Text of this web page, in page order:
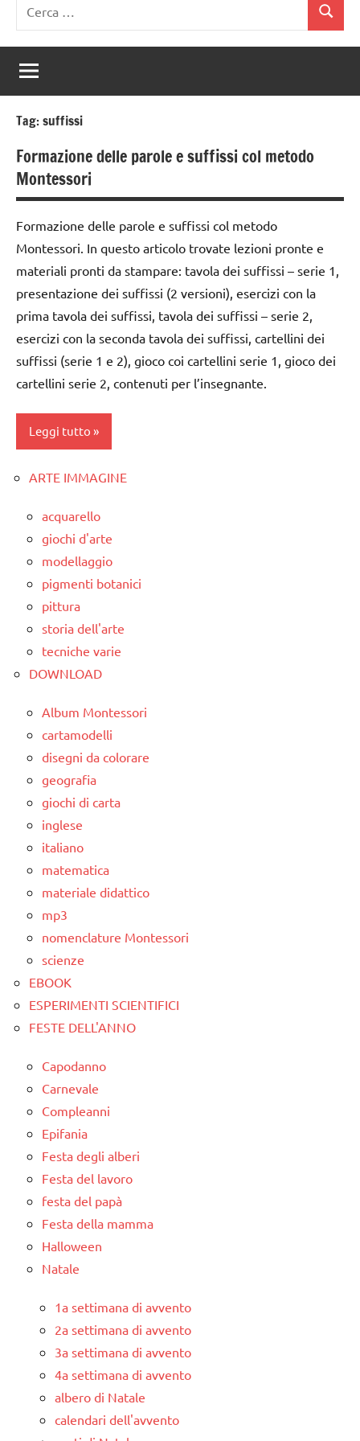
per:
Cerca
Tag:suffissi
Formazione delle parole e suffissi col metodo
Montessori
Formazione delle parole e suffissi col metodo
Montessori. In questo articolo trovate lezioni pronte e
materiali pronti da stampare: tavola dei suffissi – serie 1,
presentazione dei suffissi (2 versioni), esercizi con la
prima tavola dei suffissi, tavola dei suffissi – serie 2,
esercizi con la seconda tavola dei suffissi, cartellini dei
suffissi (serie 1 e 2), gioco coi cartellini serie 1, gioco dei
cartellini serie 2, contenuti per l’insegnante.
Leggi tutto
dai
anni
DOWNLOAD
GUIDA
DIDATTICA
MONTESSORI
LINGUAGGIO
MONTESSORI
didattico
Montessori
studio
delle
parole
Montessori
TUTTI GLI
PER ETA'
TUTTI GLI
ARTE IMMAGINE
acquarello
giochi d'arte
modellaggio
pigmenti botanici
pittura
storia dell'arte
tecniche varie
DOWNLOAD
Album Montessori
cartamodelli
disegni da colorare
geografia
giochi di carta
inglese
italiano
matematica
materiale didattico
mp3
nomenclature Montessori
scienze
EBOOK
ESPERIMENTI SCIENTIFICI
FESTE DELL'ANNO
Capodanno
Carnevale
Compleanni
Epifania
Festa degli alberi
Festa del lavoro
festa del papà
Festa della mamma
Halloween
Natale
1a settimana di avvento
2a settimana di avvento
3a settimana di avvento
4a settimana di avvento
albero di Natale
calendari dell'avvento